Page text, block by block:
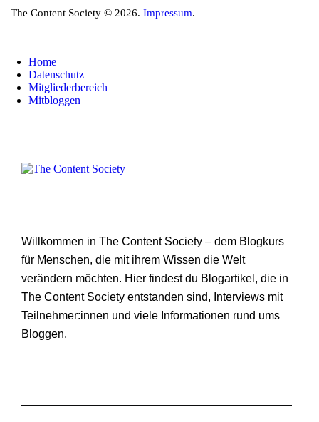
The Content Society © 2026. Impressum.
Home
Datenschutz
Mitgliederbereich
Mitbloggen
Willkommen in The Content Society – dem Blogkurs
für Menschen, die mit ihrem Wissen die Welt
verändern möchten. Hier findest du Blogartikel, die in
The Content Society entstanden sind, Interviews mit
Teilnehmer:innen und viele Informationen rund ums
Bloggen.